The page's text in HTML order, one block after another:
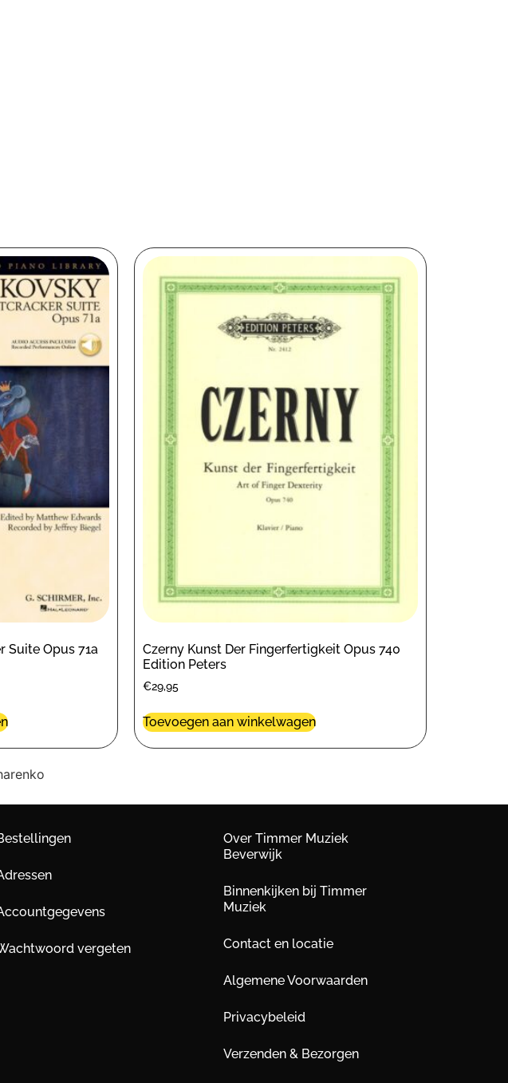
Suite Opus 71a
Czerny Kunst Der Fingerfertigkeit Opus 740
Edition Peters
€29,95
Toevoegen aan winkelwagen
vergeten
Over Timmer Muziek
Beverwijk
Binnenkijken bij Timmer
Muziek
Contact en locatie
Algemene Voorwaarden
Privacybeleid
Verzenden & Bezorgen